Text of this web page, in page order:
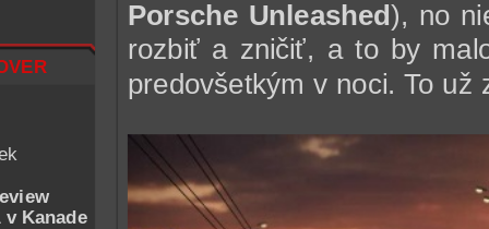
v Kanade
Porsche Unleashed), no
rozbiť a zničiť, a to by
predovšetkým v noci. To už